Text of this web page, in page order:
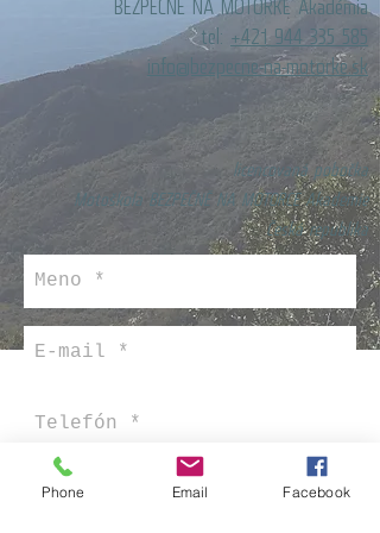
tel: +421 944 335 585
info@bezpecne-na-motorke.sk
licencovaná pobočka
Motoškola BEZPEČNĚ NA MOTORCE Akademie
Česká republika
Phone Email Facebook